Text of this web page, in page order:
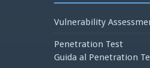
Vulnerability
Penetration Test
Guida al Penetration